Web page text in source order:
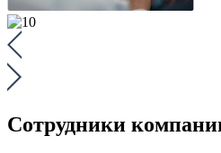
Сотрудники